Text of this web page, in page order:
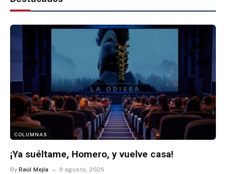
COLUMNAS
¡Ya suéltame, Homero, y vuelve casa!
By Raúl Mejía 9 agosto, 2026